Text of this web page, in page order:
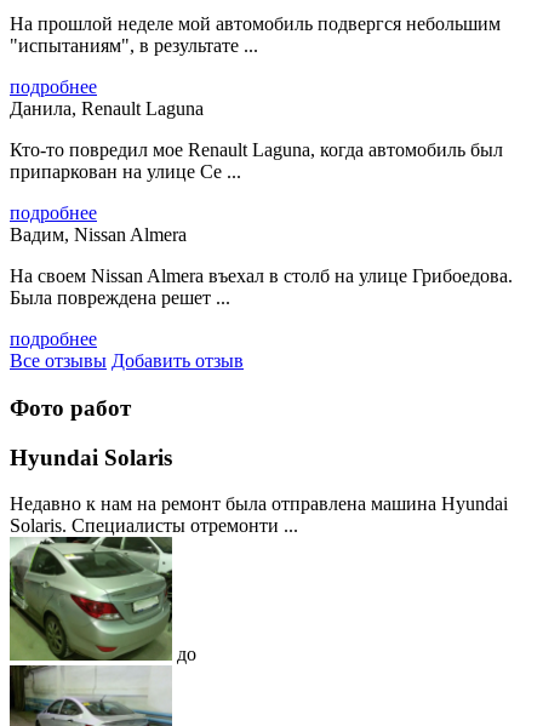
На прошлой неделе мой автомобиль подвергся небольшим
"испытаниям", в результате ...
подробнее
Данила, Renault Laguna
Кто-то повредил мое Renault Laguna, когда автомобиль был
припаркован на улице Се ...
подробнее
Вадим, Nissan Almera
На своем Nissan Almera въехал в столб на улице Грибоедова.
Была повреждена решет ...
подробнее
Все отзывы Добавить отзыв
Фото работ
Hyundai Solaris
Недавно к нам на ремонт была отправлена машина Hyundai
Solaris. Специалисты отремонти ...
до